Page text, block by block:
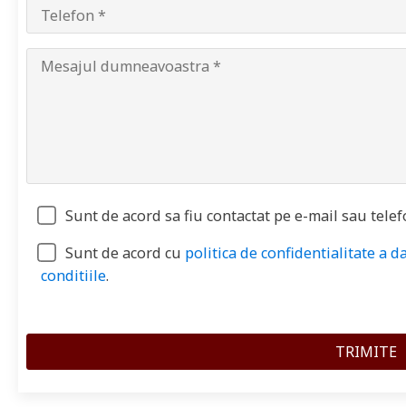
Sunt de acord sa fiu contactat pe e-mail sau
Sunt de acord cu politica de confidentialitate a
conditiile.